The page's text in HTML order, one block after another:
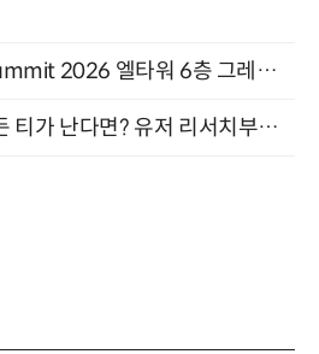
Next AI & Big Data Summit 2026 엘타워 6층 그레이스홀 개최 (9/18)
그럴듯하지만 AI가 만든 티가 난다면? 유저 리서치부터 배포까지! (9/15)